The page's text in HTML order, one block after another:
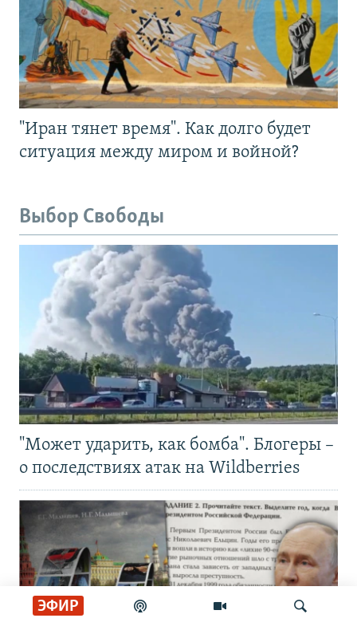
ЭФИР
"Иран тянет время". Как долго будет
ситуация между миром и войной?
Выбор Свободы
"Может ударить, как бомба". Блогеры –
о последствиях атак на Wildberries